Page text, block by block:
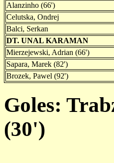
Alanzinho (66')
Celutska, Ondrej
Balci, Serkan
DT. UNAL KARAMAN
Mierzejewski, Adrian (66')
Sapara, Marek (82')
Brozek, Pawel (92')
Goles:
(30')